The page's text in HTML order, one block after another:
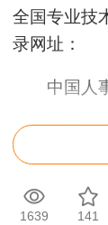
全国专业技
录网址：
中国人事
山西人事
准考证打
1639 141